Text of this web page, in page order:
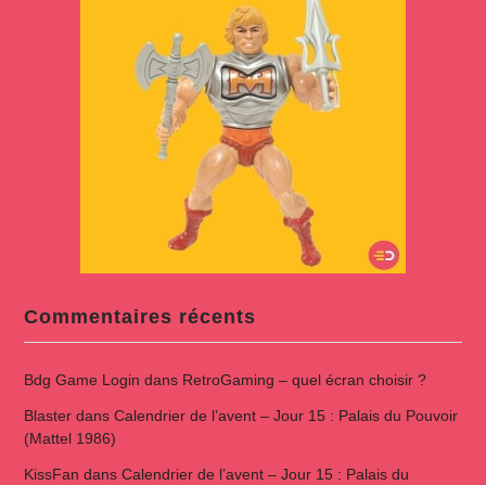
Commentaires récents
Bdg Game Login dans RetroGaming – quel écran choisir ?
Blasterdans Calendrier de l’avent – Jour 15 : Palais du Pouvoir
(Mattel 1986)
KissFan dans Calendrier de l’avent – Jour 15 : Palais du